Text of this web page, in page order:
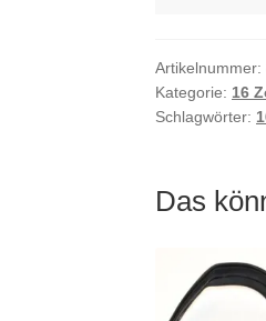
Artikelnummer:
Kategorie: 16
Schlagwörter:
Das